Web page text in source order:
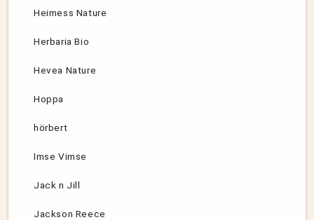
Heimess Nature
Herbaria Bio
Hevea Nature
Hoppa
hörbert
Imse Vimse
Jack n Jill
Jackson Reece